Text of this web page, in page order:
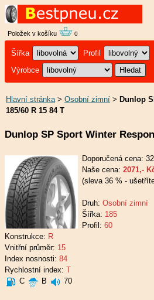
Položek v košíku 0
Šířka Profil
Výrobce
Hlavní stránka> Osobní zimní > Dunlop
185/60 R 15 84 T
Dunlop SP Sport Winter
Doporučená cena:
Naše cena: 2071,-
(sleva 36 % -
Druh: Osobní zimní
Šířka: 185
Profil: 60
Konstrukce: R
Vnitřní průměr: 15
Index nosnosti: 84
Rychlostní index: T
C
B 70